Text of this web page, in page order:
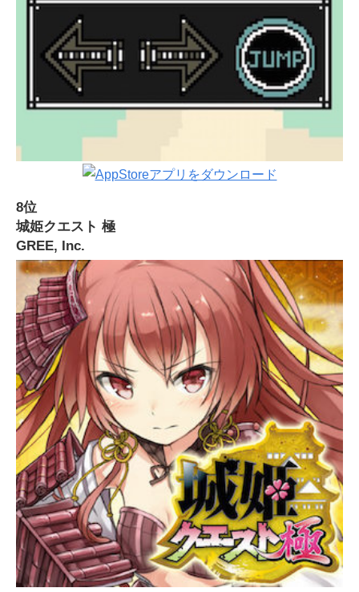
8位
城姫クエスト 極
GREE, Inc.